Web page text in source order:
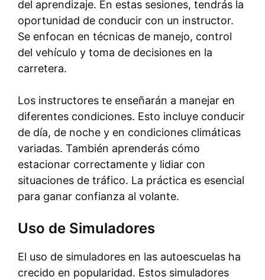
del aprendizaje. En estas sesiones, tendrás la
oportunidad de conducir con un instructor.
Se enfocan en técnicas de manejo, control
del vehículo y toma de decisiones en la
carretera.
Los instructores te enseñarán a manejar en
diferentes condiciones. Esto incluye conducir
de día, de noche y en condiciones climáticas
variadas. También aprenderás cómo
estacionar correctamente y lidiar con
situaciones de tráfico. La práctica es esencial
para ganar confianza al volante.
Uso de Simuladores
El uso de simuladores en las autoescuelas ha
crecido en popularidad. Estos simuladores